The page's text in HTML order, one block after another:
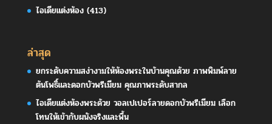
ไอเดียแต่งห้อง(413)
ล่าสุด
ยกระดับความสง่างามให้ห้องพระในบ้านคุณด้วย ภาพพิมพ์ลาย
ต้นโพธิ์และดอกบัวพรีเมียม คุณภาพระดับสากล
ไอเดียแต่งห้องพระด้วย วอลเปเปอร์ลายดอกบัวพรีเมียม เลือก
โทนให้เข้ากับผนังจริงและพื้น